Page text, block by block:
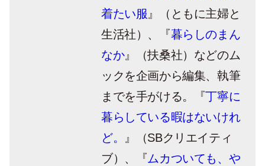
着たい服 』（ともに主婦と
生活社）、『暮らしのまん
なか』（扶桑社）などのム
ックを企画から編集、執筆
までを手がける。『丁寧に
暮らしている暇はないけれ
ど。
』（SBクリエイティ
ブ）、『ムカついても、や